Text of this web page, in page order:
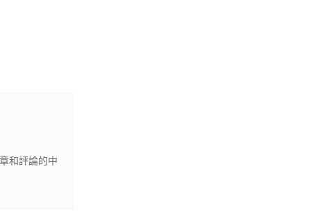
和評論的中